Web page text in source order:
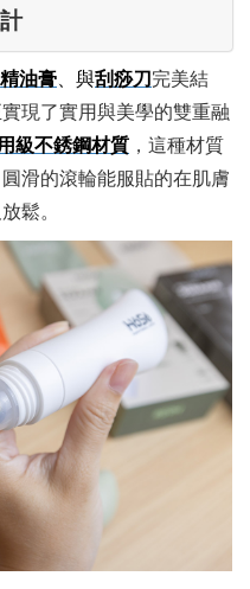
精油膏 、與刮痧刀 完美結
現了實用與美學的雙重融
級不銹鋼材質 ，這種材質
滑的滾輪能服貼的在肌膚
鬆。